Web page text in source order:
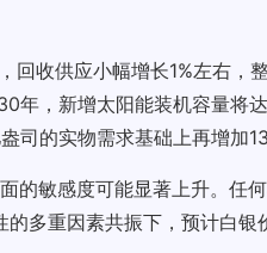
收供应小幅增长1%左右，
年，新增太阳能装机容量将
的实物需求基础上再增加
的敏感度可能显著上升。任
多重因素共振下，预计白银